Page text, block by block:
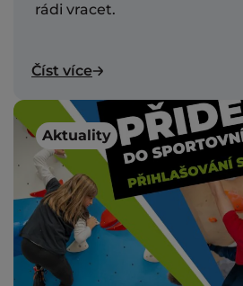
rádi vracet.
Číst více
Aktuality